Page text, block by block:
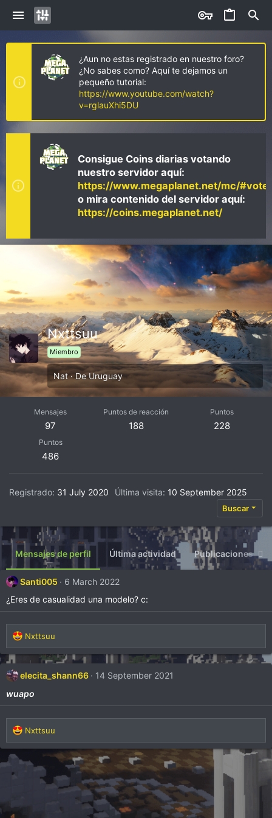
¿Aun no estas registrado en nuestro foro?
¿No sabes como? Aquí te dejamos un
pequeño tutorial:
https://www.youtube.com/watch?
v=rglauXhi5DU
Consigue Coins diarias votando
nuestro servidor aquí:
https://www.megaplanet.net/mc/#vote
o mira contenido del servidor aquí:
https://coins.megaplanet.net/
Nxttsuu
Miembro
Nat ·DeUruguay
Mensajes
97
Puntos de reacción
188
Puntos
228
Puntos
486
Registrado 31 July 2020 Última visita 10 September 2025
Buscar
Mensajes de perfil Última actividad Publicaciones
Santi005
6 March 2022
¿Eres de casualidad una modelo? c:
R
e
a
c
i
o
s
:
Nxttsuu
elecita_shann66
14 September 2021
wuapo
R
e
a
c
Nxttsuu